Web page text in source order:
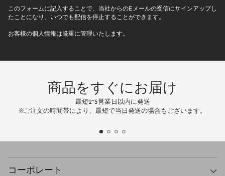
メ
ー
ア
レ
このフォームに記入することで、当社からのEメールの受信にサインアップし
たことになり、いつでも配信を停止することができます。
お客様の個人情報は厳重に管理いたします。
商品をすぐにお届け
最短2~5営業日以内に発送
※ご注文の時間帯により、最短で当日発送の場合もございます。
コーポレート